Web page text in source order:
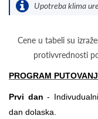
Upotreba klima
Cene u tabeli su
protivvrednosti
PROGRAM
Prvi dan-
dan dolaska.